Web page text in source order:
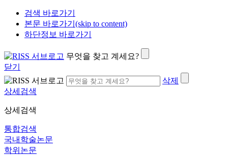
검색 바로가기
본문 바로가기(skip to content)
하단정보 바로가기
무엇을 찾고 계세요?
닫기
삭제
상세검색
상세검색
통합검색
국내학술논문
학위논문